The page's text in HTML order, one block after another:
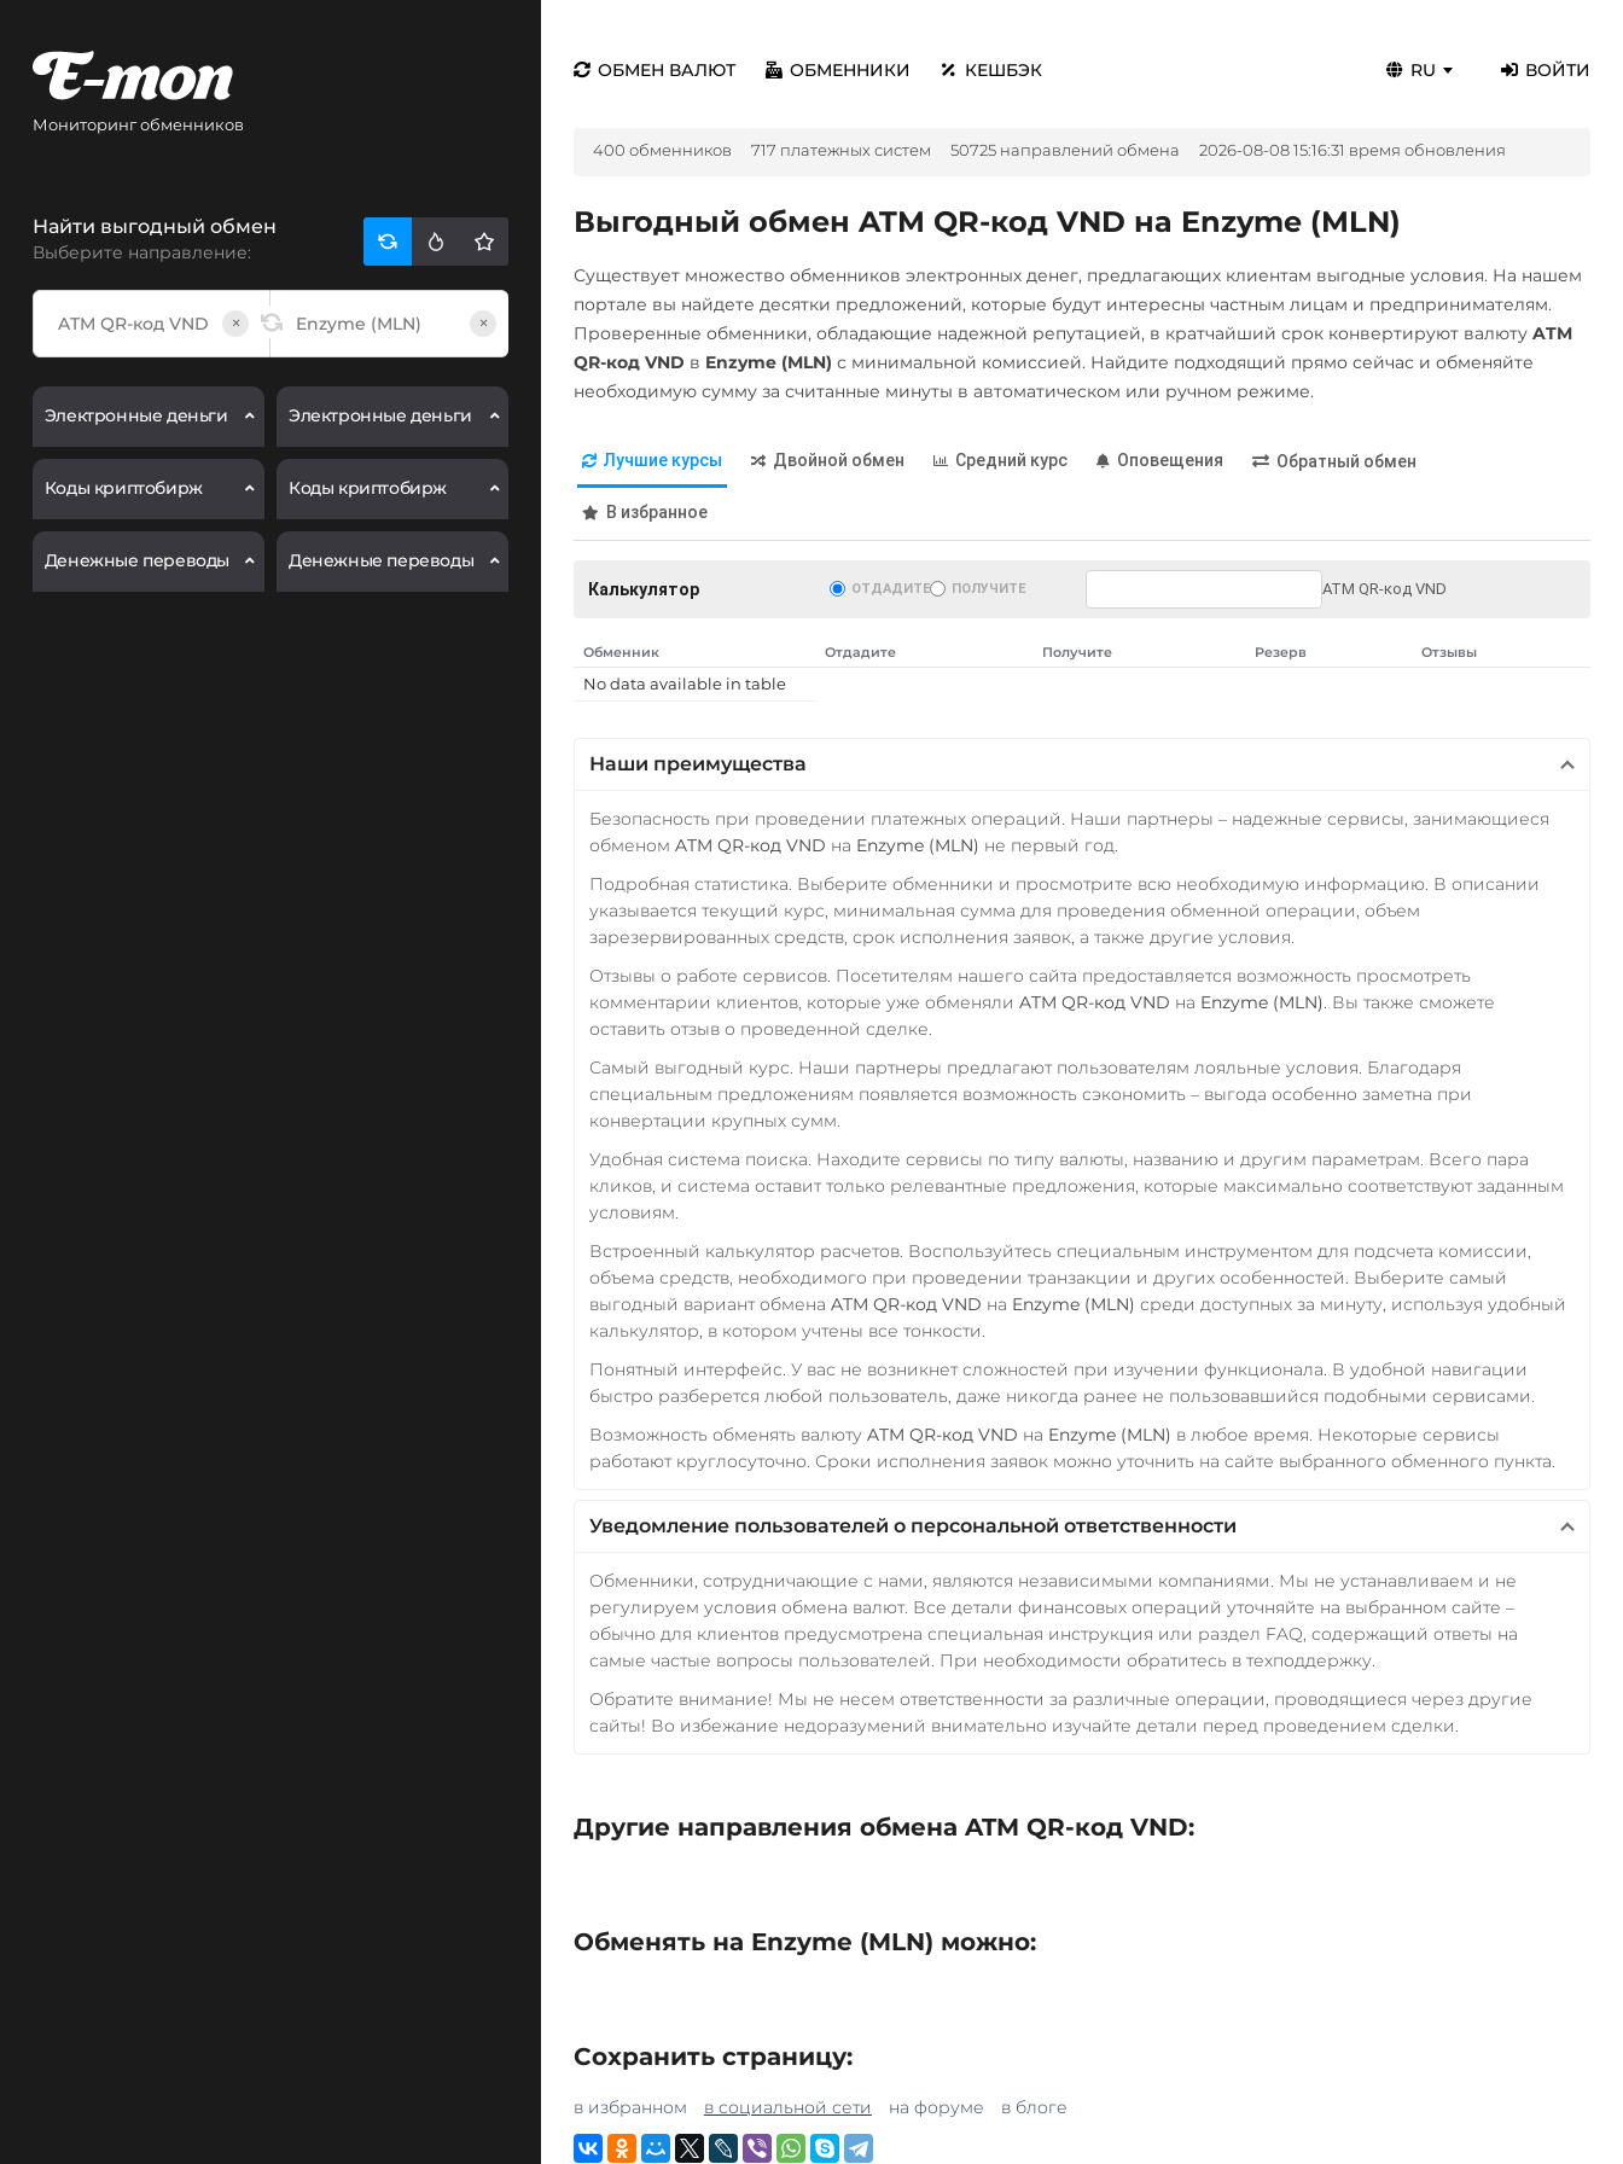
Мониторинг обменников
Найти выгодный обмен
Выберите направление:
× ×
Электронные деньги
Коды криптобирж
Денежные переводы
Электронные деньги
Коды криптобирж
Денежные переводы
ОБМЕН ВАЛЮТ ОБМЕННИКИ КЕШБЭК RU ВОЙТИ
400 обменников 717 платежных систем 50725 направлений обмена 2026-08-08 15:16:31 время обновления
Выгодный обмен ATM QR-код VND на Enzyme (MLN)
Существует множество обменников электронных денег, предлагающих клиентам выгодные условия. На нашем
портале вы найдете десятки предложений, которые будут интересны частным лицам и предпринимателям.
Проверенные обменники, обладающие надежной репутацией, в кратчайший срок конвертируют валюту ATM
QR-код VND в Enzyme (MLN) с минимальной комиссией. Найдите подходящий прямо сейчас и обменяйте
необходимую сумму за считанные минуты в автоматическом или ручном режиме.
Лучшие курсы Двойной обмен Средний курс Оповещения Обратный обмен
В избранное
Калькулятор ОТДАДИТЕ ПОЛУЧИТЕ ATM QR-код VND
Обменник Отдадите Получите Резерв Отзывы
No data available in table
Наши преимущества
Безопасность при проведении платежных операций. Наши партнеры – надежные сервисы, занимающиеся
обменом ATM QR-код VND на Enzyme (MLN) не первый год.
Подробная статистика. Выберите обменники и просмотрите всю необходимую информацию. В описании
указывается текущий курс, минимальная сумма для проведения обменной операции, объем
зарезервированных средств, срок исполнения заявок, а также другие условия.
Отзывы о работе сервисов. Посетителям нашего сайта предоставляется возможность просмотреть
комментарии клиентов, которые уже обменяли ATM QR-код VND на Enzyme (MLN). Вы также сможете
оставить отзыв о проведенной сделке.
Самый выгодный курс. Наши партнеры предлагают пользователям лояльные условия. Благодаря
специальным предложениям появляется возможность сэкономить – выгода особенно заметна при
конвертации крупных сумм.
Удобная система поиска. Находите сервисы по типу валюты, названию и другим параметрам. Всего пара
кликов, и система оставит только релевантные предложения, которые максимально соответствуют заданным
условиям.
Встроенный калькулятор расчетов. Воспользуйтесь специальным инструментом для подсчета комиссии,
объема средств, необходимого при проведении транзакции и других особенностей. Выберите самый
выгодный вариант обмена ATM QR-код VND на Enzyme (MLN) среди доступных за минуту, используя удобный
калькулятор, в котором учтены все тонкости.
Понятный интерфейс. У вас не возникнет сложностей при изучении функционала. В удобной навигации
быстро разберется любой пользователь, даже никогда ранее не пользовавшийся подобными сервисами.
Возможность обменять валюту ATM QR-код VND на Enzyme (MLN) в любое время. Некоторые сервисы
работают круглосуточно. Сроки исполнения заявок можно уточнить на сайте выбранного обменного пункта.
Уведомление пользователей о персональной ответственности
Обменники, сотрудничающие с нами, являются независимыми компаниями. Мы не устанавливаем и не
регулируем условия обмена валют. Все детали финансовых операций уточняйте на выбранном сайте –
обычно для клиентов предусмотрена специальная инструкция или раздел FAQ, содержащий ответы на
самые частые вопросы пользователей. При необходимости обратитесь в техподдержку.
Обратите внимание! Мы не несем ответственности за различные операции, проводящиеся через другие
сайты! Во избежание недоразумений внимательно изучайте детали перед проведением сделки.
Другие направления обмена ATM QR-код VND:
Обменять на Enzyme (MLN) можно:
Сохранить страницу:
в избранном в социальной сети на форуме в блоге